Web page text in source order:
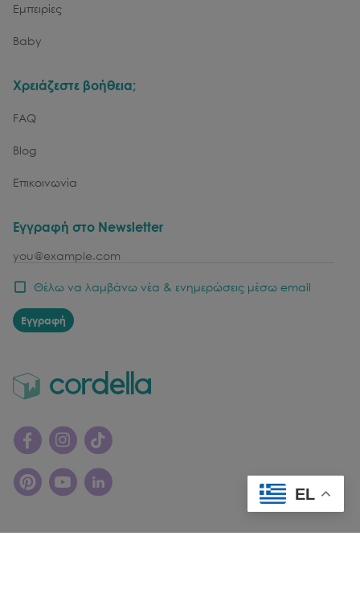
Εμπειρίες
Baby
Χρειάζεστε βοήθεια;
FAQ
Blog
Επικοινωνία
Εγγραφή στο Newsletter
email
Θέλω να λαμβάνω νέα & ενημερώσεις μέσω email
Εγγραφή
EL